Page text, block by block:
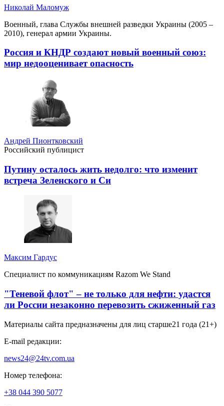
Николай Маломуж
Военный, глава Службы внешней разведки Украины (2005 –
2010), генерал армии Украины.
Россия и КНДР создают новый военный союз:
мир недооценивает опасность
Андрей Пионтковский
Российский публицист
Путину осталось жить недолго: что изменит
встреча Зеленского и Си
Максим Гардус
Специалист по коммуникациям Razom We Stand
"Теневой флот" – не только для нефти: удастся
ли России незаконно перевозить сжиженный газ
Материалы сайта предназначены для лиц старше21 года (21+)
E-mail редакции:
news24@24tv.com.ua
Номер телефона:
+38 044 390 5077